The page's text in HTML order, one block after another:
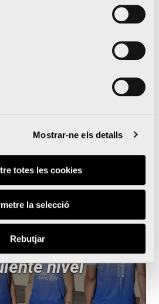
Mostrar-ne els detalls
totes les cookies
la selecció
Rebutjar
del Running compta amb tres
de les millors d’Espanya
segons la RFEA
Valencia
se unen para
la prueba al
nivel